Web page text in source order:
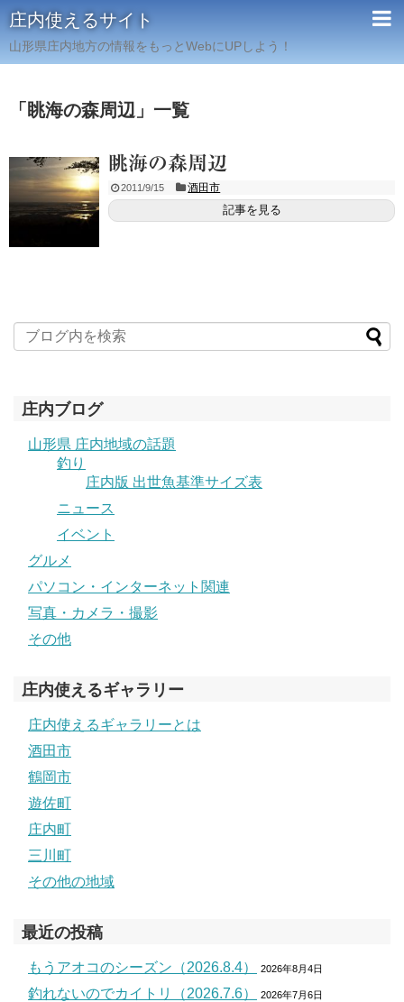
庄内使えるサイト
山形県庄内地方の情報をもっとWebにUPしよう！
「 眺海の森周辺 」 一覧
眺海の森周辺
2011/9/15 酒田市
記事を見る
庄内ブログ
山形県 庄内地域の話題
釣り
庄内版 出世魚基準サイズ表
ニュース
イベント
グルメ
パソコン・インターネット関連
写真・カメラ・撮影
その他
庄内使えるギャラリー
庄内使えるギャラリーとは
酒田市
鶴岡市
遊佐町
庄内町
三川町
その他の地域
最近の投稿
もうアオコのシーズン（2026.8.4） 2026年8月4日
釣れないのでカイトリ（2026.7.6） 2026年7月6日